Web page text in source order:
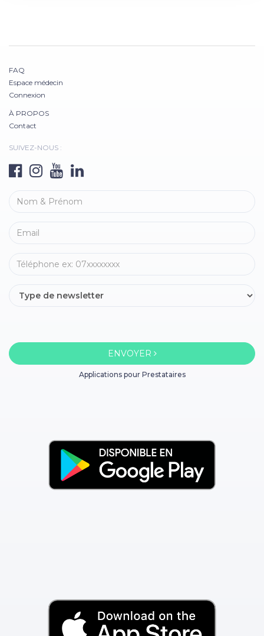
FAQ
Espace médecin
Connexion
À PROPOS
Contact
SUIVEZ-NOUS :
ENVOYER
Applications pour Prestataires